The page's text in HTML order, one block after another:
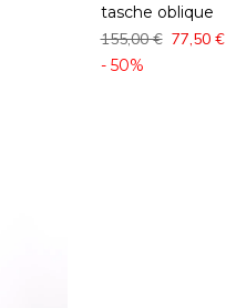
tasche oblique
155,00 € 77,50 €
- 50%